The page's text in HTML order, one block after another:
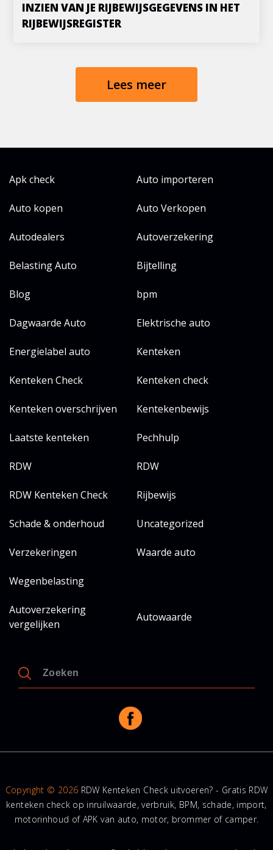
INZIEN VAN JE RIJBEWIJSGEGEVENS IN HET
RIJBEWIJSREGISTER
Lees meer
Apk check Auto importeren
Auto kopen Auto Verkopen
Autodealers Autoverzekering
Belasting Auto Bijtelling
Blog bpm
Dagwaarde Auto Elektrische auto
Energielabel auto Kenteken
Kenteken Check Kenteken check
Kenteken overschrijven Kentekenbewijs
Laatste kenteken Pechhulp
RDW RDW
RDW Kenteken Check Rijbewijs
Schade & onderhoud Uncategorized
Verzekeringen Waarde auto
Wegenbelasting
Autoverzekering
vergelijken
Autowaarde
Copyright © 2026 RDW Kenteken Check uitvoeren? - Gratis RDW
kenteken check op inruilwaarde, verbruik, BPM, schade, import,
motorinhoud of APK van auto, motor, brommer of camper.